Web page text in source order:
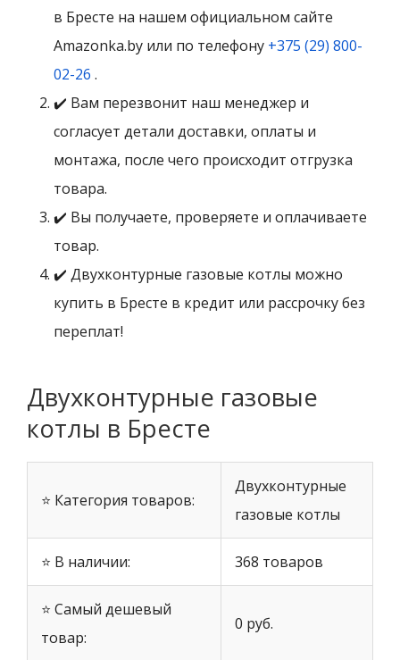
в Бресте на нашем официальном сайте
Amazonka.by или по телефону +375 (29) 800-
02-26 .
✔️ Вам перезвонит наш менеджер и
согласует детали доставки, оплаты и
монтажа, после чего происходит отгрузка
товара.
✔️ Вы получаете, проверяете и оплачиваете
товар.
✔️ Двухконтурные газовые котлы можно
купить в Бресте в кредит или рассрочку без
переплат!
Двухконтурные газовые
котлы в Бресте
⭐ Категория товаров:
Двухконтурные
газовые котлы
⭐ В наличии: 368 товаров
⭐ Самый дешевый
товар:
0 руб.